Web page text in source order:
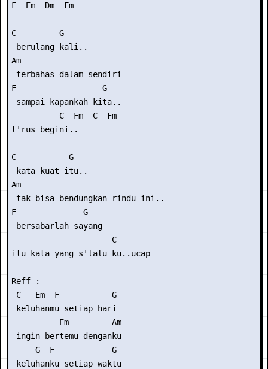
F  Em  Dm  Fm
C         G
berulang kali..
Am
terbahas dalam sendiri
F                  G
sampai kapankah kita..
          C  Fm  C  Fm
t'rus begini..
C           G
kata kuat itu..
Am
tak bisa bendungkan rindu ini..
F              G
bersabarlah sayang
                     C
itu kata yang s'lalu ku..ucap
Reff :
C   Em  F           G
keluhanmu setiap hari
          Em         Am
ingin bertemu denganku
     G  F            G
keluhanku setiap waktu